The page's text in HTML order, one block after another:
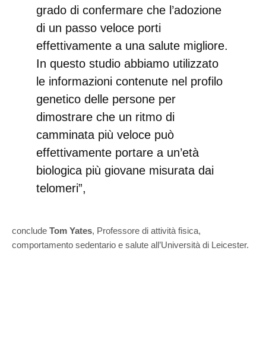
grado di confermare che l’adozione
di un passo veloce porti
effettivamente a una salute migliore.
In questo studio abbiamo utilizzato
le informazioni contenute nel profilo
genetico delle persone per
dimostrare che un ritmo di
camminata più veloce può
effettivamente portare a un’età
biologica più giovane misurata dai
telomeri”,
conclude Tom Yates, Professore di attività fisica,
comportamento sedentario e salute all’Università di Leicester.